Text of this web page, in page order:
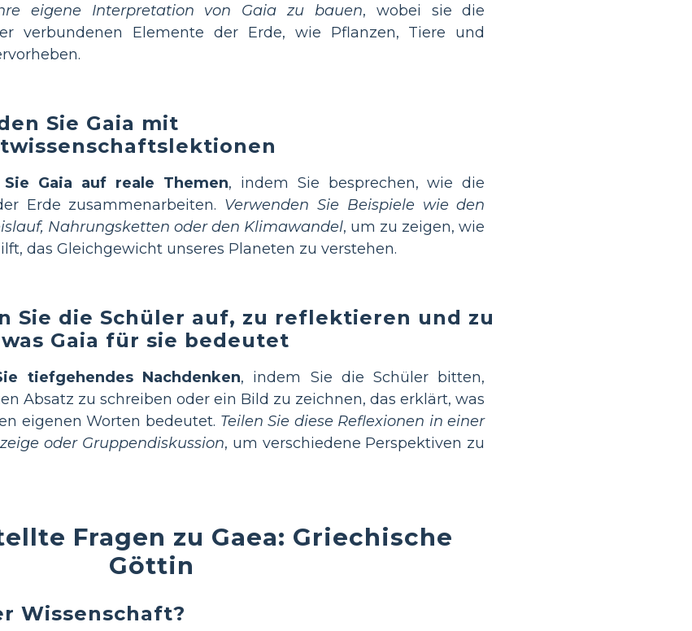
eigene Interpretation von Gaia zu bauen, wobei sie die
verbundenen Elemente der Erde, wie Pflanzen, Tiere und
Sie Gaia mit
Sie Gaia auf reale Themen, indem Sie besprechen, wie die
Erde zusammenarbeiten. Verwenden Sie Beispiele wie den
Nahrungsketten oder den Klimawandel, um zu zeigen, wie
das Gleichgewicht unseres Planeten zu verstehen.
Sie die Schüler auf, zu reflektieren und zu
Gaia für sie bedeutet
tiefgehendes Nachdenken, indem Sie die Schüler bitten,
Absatz zu schreiben oder ein Bild zu zeichnen, das erklärt, was
eigenen Worten bedeutet. Teilen Sie diese Reflexionen in einer
oder Gruppendiskussion, um verschiedene Perspektiven zu
Fragen zu Gaea: Griechische
Göttin
Wissenschaft?